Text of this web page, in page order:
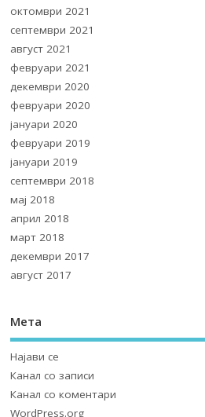
октомври 2021
септември 2021
август 2021
февруари 2021
декември 2020
февруари 2020
јануари 2020
февруари 2019
јануари 2019
септември 2018
мај 2018
април 2018
март 2018
декември 2017
август 2017
Мета
Најави се
Канал со записи
Канал со коментари
WordPress.org